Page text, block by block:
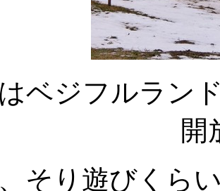
ベジフルラン
開
そり遊びくら